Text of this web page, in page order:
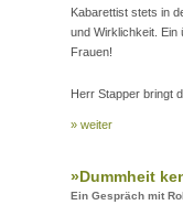
Kabarettist stets in
und Wirklichkeit.
Frauen!
Herr Stapper bringt
» weiter
»Dummheit
Ein Gespräch mit